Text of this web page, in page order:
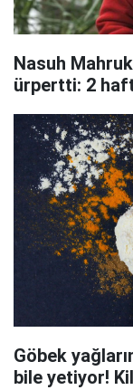
Nasuh
ürpertti: 2
Göbek
bile yetiyor!